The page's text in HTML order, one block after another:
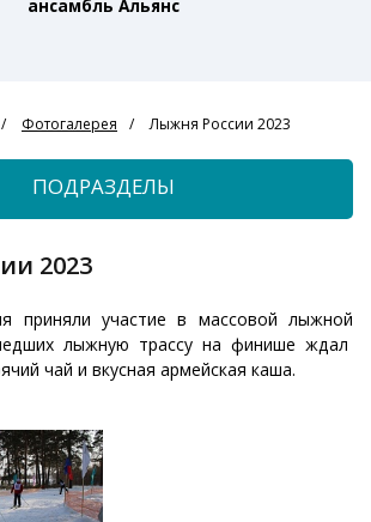
ансамбль Альянс
Фотогалерея Лыжня России 2023
ПОДРАЗДЕЛЫ
2023
приняли участие в массовой лыжной
лыжную трассу на финише ждал
чай и вкусная армейская каша.